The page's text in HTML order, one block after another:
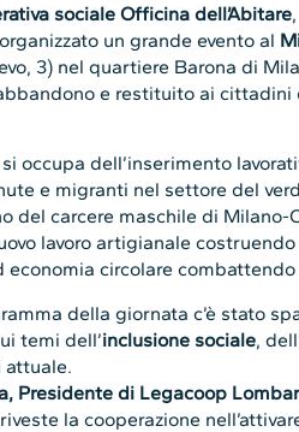
sociale Officina dell’Abitare
un grande evento al
3) nel quartiere Barona di
e restituito ai cittadini
occupa dell’inserimento
e migranti nel settore del
del carcere maschile di Milano-
lavoro artigianale
circolare
della giornata c’è stato
temi dell’inclusione sociale,
attuale.
Presidente di Legacoop
la cooperazione